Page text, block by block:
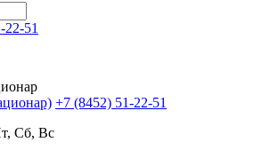
22-51
+7 (8452) 51-22-51
Сб, Вс